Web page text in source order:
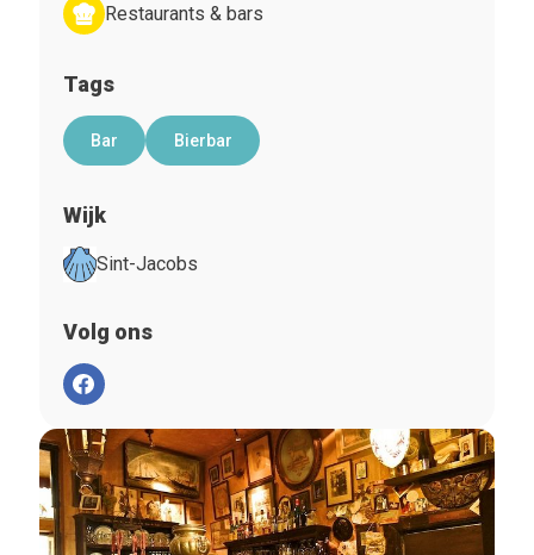
Restaurants & bars
Tags
Bar Bierbar
Wijk
Sint-Jacobs
Volg ons